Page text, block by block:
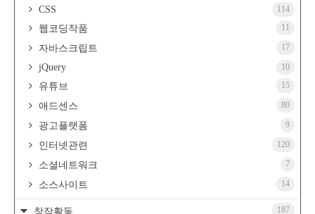
CSS 114
웹코딩작품 11
자바스크립트 17
jQuery 10
유튜브 15
애드센스 80
광고플랫폼 9
인터넷관련 120
소셜네트워크 7
소스사이트 14
창작활동 187